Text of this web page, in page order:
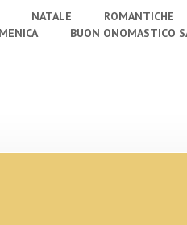
NATALE ROMANTICHE
BUON ONOMASTICO